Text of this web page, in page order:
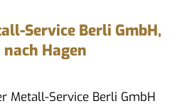
Service Berli GmbH,
Hagen
Metall-Service Berli GmbH